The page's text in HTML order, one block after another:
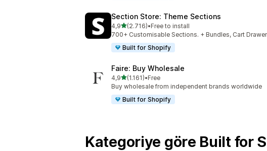
Section Store: Theme Sections
4,95 yıldız üzerinden
(2.716)
toplam 2716 değerlendirme
•Free to install
700+ Customisable Sections. + Bundles, Cart
Built for Shopify
Faire: Buy Wholesale
4,95 yıldız üzerinden
(1.161)
toplam 1161 değerlendirme
•Free
Buy wholesale from independent brands worldwide
Built for Shopify
Kategoriye göre Built for